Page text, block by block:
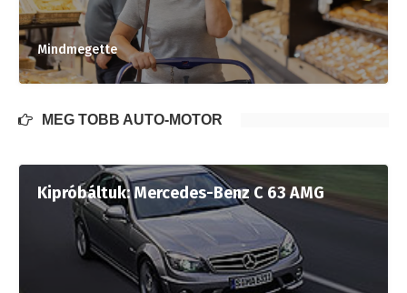
Mindmegette
MÉG TÖBB AUTÓ-MOTOR
Kipróbáltuk: Mercedes-Benz C 63 AMG